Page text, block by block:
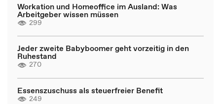
Workation und Homeoffice im Ausland: Was
Arbeitgeber wissen müssen
299
Jeder zweite Babyboomer geht vorzeitig in den
Ruhestand
270
Essenszuschuss als steuerfreier Benefit
249